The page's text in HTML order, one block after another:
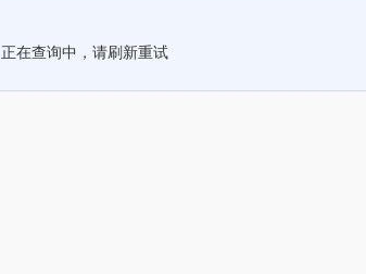
正在查询中，请刷新重试